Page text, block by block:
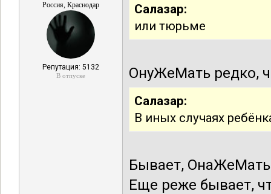
Россия, Краснодар
Репутация: 5132
В отпуске
Салазар:
или тюрьме
ОнуЖеМать редко,
Салазар:
В иных случаях
Бывает, ОнаЖеМать
Еще реже бывает,